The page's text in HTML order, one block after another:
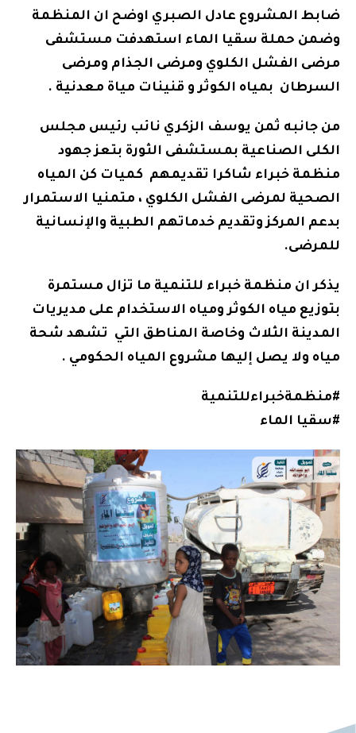
ضابط المشروع عادل الصبري اوضح ان المنظمة
وضمن حملة سقيا الماء استهدفت مستشفى
مرضى الفشل الكلوي ومرضى الجذام ومرضى
السرطان بمياه الكوثر و قنينات مياة معدنية .
من جانبه ثمن يوسف الزكري نائب رئيس مجلس
الكلى الصناعية بمستشفى الثورة بتعز جهود
منظمة خبراء شاكرا تقديمهم كميات كن المياه
الصحية لمرضى الفشل الكلوي ، متمنيا الاستمرار
بدعم المركز وتقديم خدماتهم الطبية والإنسانية
للمرضى.
يذكر ان منظمة خبراء للتنمية ما تزال مستمرة
بتوزيع مياه الكوثر ومياه الاستخدام على مديريات
المدينة الثلاث وخاصة المناطق التي تشهد شحة
مياه ولا يصل إليها مشروع المياه الحكومي .
#منظمةخبراءللتنمية
#سقيا الماء